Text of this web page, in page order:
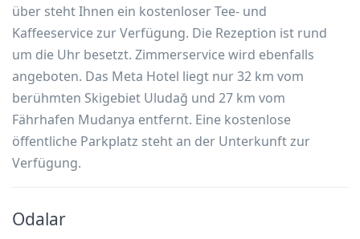
über steht Ihnen ein kostenloser Tee- und
Kaffeeservice zur Verfügung. Die Rezeption ist rund
um die Uhr besetzt. Zimmerservice wird ebenfalls
angeboten. Das Meta Hotel liegt nur 32 km vom
berühmten Skigebiet Uludağ und 27 km vom
Fährhafen Mudanya entfernt. Eine kostenlose
öffentliche Parkplatz steht an der Unterkunft zur
Verfügung.
Odalar